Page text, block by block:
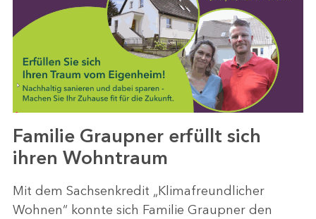
Familie Graupner erfüllt sich
ihren Wohntraum
Mit dem Sachsenkredit „Klimafreundlicher
Wohnen“ konnte sich Familie Graupner den